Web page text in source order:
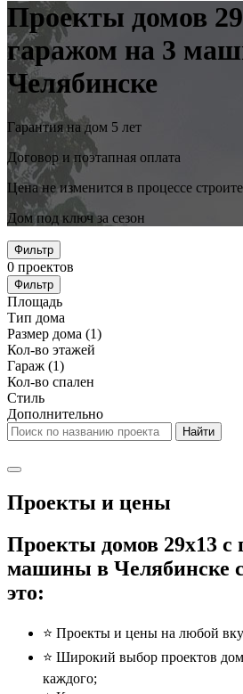
Проекты домов
гаражом на 3
Челябинске
Гарантия на дом 5 лет
Договор и поэтапная оплата
Цена не изменится в процессе
Дом под ключ за сезон
Фильтр
0 проектов
Фильтр
Площадь
Тип дома
Размер дома (1)
Кол-во этажей
Гараж (1)
Кол-во спален
Стиль
Дополнительно
Проекты и цены
Проекты домов 29x13 с
машины в Челябинске
это:
⭐️ Проекты и цены на любой
⭐️ Широкий выбор проектов
каждого;